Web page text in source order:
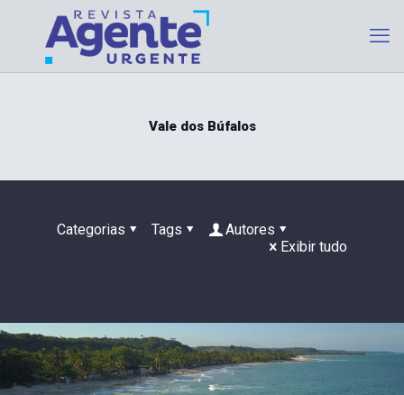
Vale dos Búfalos
Categorias Tags
Autores
Exibir tudo